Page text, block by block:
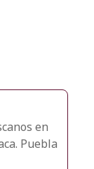
en
Puebla